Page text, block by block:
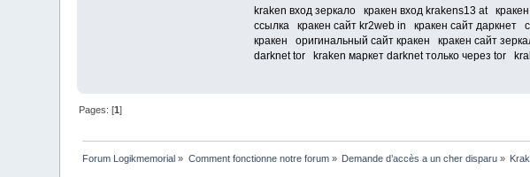
kraken вход зеркало кракен вход krakens13 at
ссылка кракен сайт kr2web in кракен сайт даркнет
кракен оригинальный сайт кракен кракен сайт
darknet tor kraken маркет darknet только через tor
Pages: [1]
Forum Logikmemorial » Comment fonctionne notre forum» Demande d’accès a un cher disparu »